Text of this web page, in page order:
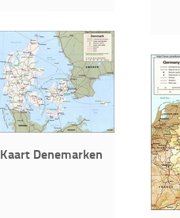
Kaart Denemarken